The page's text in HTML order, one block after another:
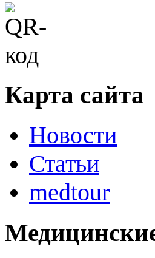
Карта сайта
Новости
Статьи
medtour